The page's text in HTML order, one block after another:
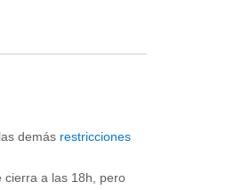
demás restricciones
cierra a las 18h, pero